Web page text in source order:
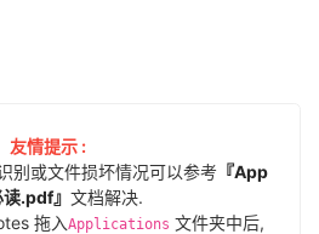
友情提示 :
别或文件损坏情况可以参考 『App
.pdf』 文档解决.
拖入Applications 文件夹中后,